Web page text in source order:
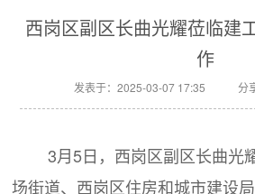
西岗区副区长曲光耀莅临建
作
发表于：2025-03-07 17:35 分
3月5日，西岗区副区长曲光
场街道、西岗区住房和城市建设